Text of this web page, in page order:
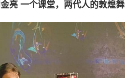
亮 一个课堂，两代人的敦煌舞